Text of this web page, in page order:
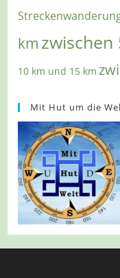
km
10 km und 15 km
Mit Hut um die